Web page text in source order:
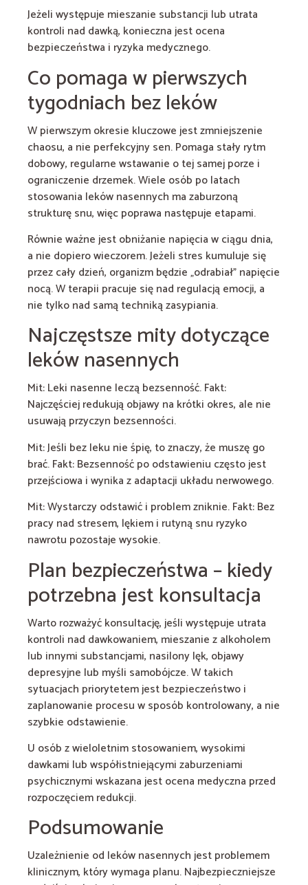
Jeżeli występuje mieszanie substancji lub utrata
kontroli nad dawką, konieczna jest ocena
bezpieczeństwa i ryzyka medycznego.
Co pomaga w pierwszych
tygodniach bez leków
W pierwszym okresie kluczowe jest zmniejszenie
chaosu, a nie perfekcyjny sen. Pomaga stały rytm
dobowy, regularne wstawanie o tej samej porze i
ograniczenie drzemek. Wiele osób po latach
stosowania leków nasennych ma zaburzoną
strukturę snu, więc poprawa następuje etapami.
Równie ważne jest obniżanie napięcia w ciągu dnia,
a nie dopiero wieczorem. Jeżeli stres kumuluje się
przez cały dzień, organizm będzie „odrabiał” napięcie
nocą. W terapii pracuje się nad regulacją emocji, a
nie tylko nad samą techniką zasypiania.
Najczęstsze mity dotyczące
leków nasennych
Mit: Leki nasenne leczą bezsenność. Fakt:
Najczęściej redukują objawy na krótki okres, ale nie
usuwają przyczyn bezsenności.
Mit: Jeśli bez leku nie śpię, to znaczy, że muszę go
brać. Fakt: Bezsenność po odstawieniu często jest
przejściowa i wynika z adaptacji układu nerwowego.
Mit: Wystarczy odstawić i problem zniknie. Fakt: Bez
pracy nad stresem, lękiem i rutyną snu ryzyko
nawrotu pozostaje wysokie.
Plan bezpieczeństwa – kiedy
potrzebna jest konsultacja
Warto rozważyć konsultację, jeśli występuje utrata
kontroli nad dawkowaniem, mieszanie z alkoholem
lub innymi substancjami, nasilony lęk, objawy
depresyjne lub myśli samobójcze. W takich
sytuacjach priorytetem jest bezpieczeństwo i
zaplanowanie procesu w sposób kontrolowany, a nie
szybkie odstawienie.
U osób z wieloletnim stosowaniem, wysokimi
dawkami lub współistniejącymi zaburzeniami
psychicznymi wskazana jest ocena medyczna przed
rozpoczęciem redukcji.
Podsumowanie
Uzależnienie od leków nasennych jest problemem
klinicznym, który wymaga planu. Najbezpieczniejsze